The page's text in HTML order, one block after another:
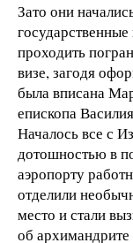
Зато они
проходить
визе, загодя
была вписана
епископа
Началось все с
дотошностью в
аэропорту
отделили
место и стали
об